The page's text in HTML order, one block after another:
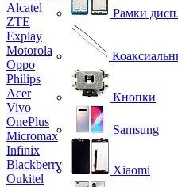
Alcatel
ZTE
Explay
Motorola
Oppo
Philips
Acer
Vivo
OnePlus
Micromax
Infinix
Blackberry
Oukitel
Рамки
Кнопки
Samsung
Xiaomi